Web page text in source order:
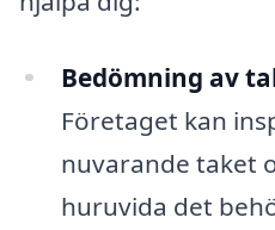
Bedömning av
Företaget kan
nuvarande taket
huruvida det